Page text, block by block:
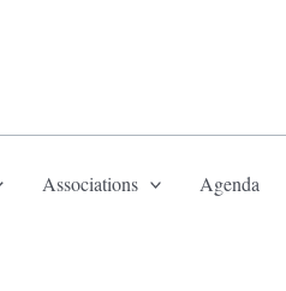
Associations Agenda